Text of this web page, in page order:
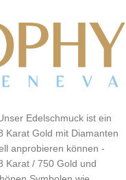
Edelschmuck ist ein
Karat Gold mit Diamanten
anprobieren können -
Karat / 750 Gold und